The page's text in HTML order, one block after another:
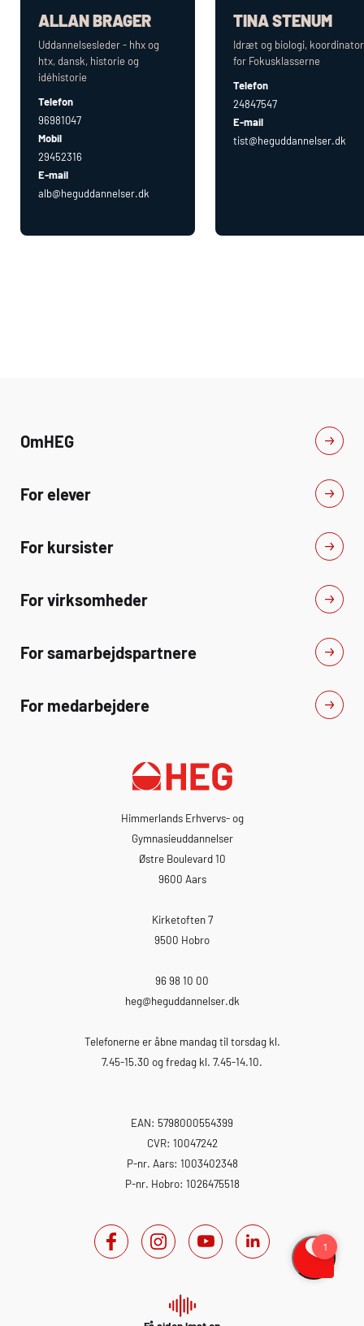
ALLAN BRAGER
Uddannelsesleder - hhxog
htx, dansk, historie og
idéhistorie
Telefon
96981047
Mobil
29452316
E-mail
alb@heguddannelser.dk
TINA STENUM
Idræt og biologi, koordinator
for Fokusklasserne
Telefon
24847547
E-mail
tist@heguddannelser.dk
OmHEG
For elever
For kursister
For virksomheder
For samarbejdspartnere
For medarbejdere
Himmerlands Erhvervs- og
Gymnasieuddannelser
Østre Boulevard 10
9600 Aars
Kirketoften 7
9500 Hobro
96 98 10 00
heg@heguddannelser.dk
Telefonerne er åbne mandag til torsdag kl.
7.45-15.30 og fredag kl. 7.45-14.10.
EAN: 5798000554399
CVR: 10047242
P-nr. Aars: 1003402348
P-nr. Hobro: 1026475518